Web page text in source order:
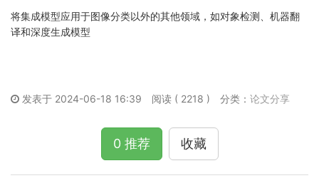
将集成模型应用于图像分类以外的其他领域，如对象检测、机器翻
译和深度生成模型
发表于 2024-06-18 16:39 阅读 ( 2218 ) 分类： 论文分享
0 推荐 收藏